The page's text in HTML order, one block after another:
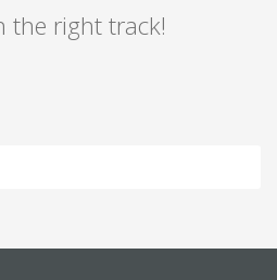
the right track!